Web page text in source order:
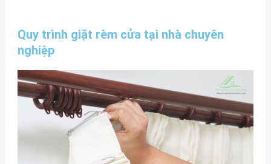
Quy trình giặt rèm cửa tại nhà chuyên
nghiệp